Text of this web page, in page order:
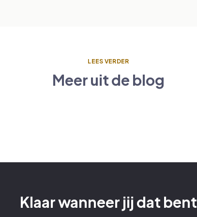
LEES VERDER
Meer uit de blog
Klaar wanneer jij dat bent